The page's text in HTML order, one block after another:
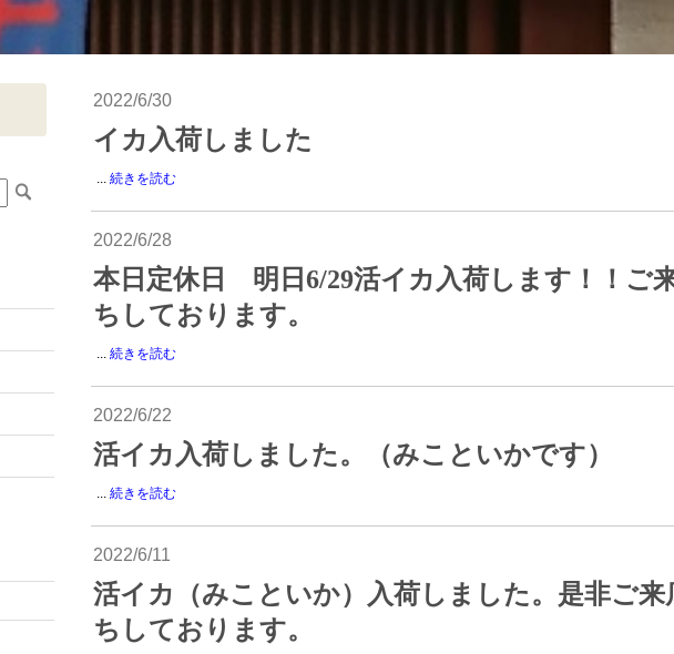
2022/6/30
イカ入荷しました
...続きを読む
2022/6/28
本日定休日 明日6/29活イカ入荷します！！ご
ちしております。
...続きを読む
2022/6/22
活イカ入荷しました。（みこといかです）
...続きを読む
2022/6/11
活イカ（みこといか）入荷しました。是非ご来
ちしております。